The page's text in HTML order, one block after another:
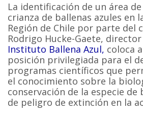
La identificación de un área
crianza de ballenas azules en
Región de Chile por parte del
Rodrigo Hucke-Gaete,
Instituto Ballena Azul, coloca
posición privilegiada para el
programas científicos que
el conocimiento sobre la
conservación de la especie de
de peligro de extinción en la